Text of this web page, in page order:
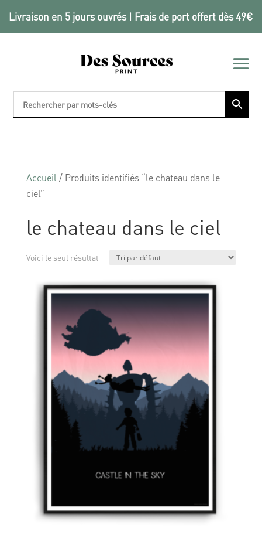
Livraison en 5 jours ouvrés | Frais de port offert dès 49€
Accueil / Produits identifiés “le chateau dans le
ciel”
le chateau dans le ciel
Voici le seul résultat